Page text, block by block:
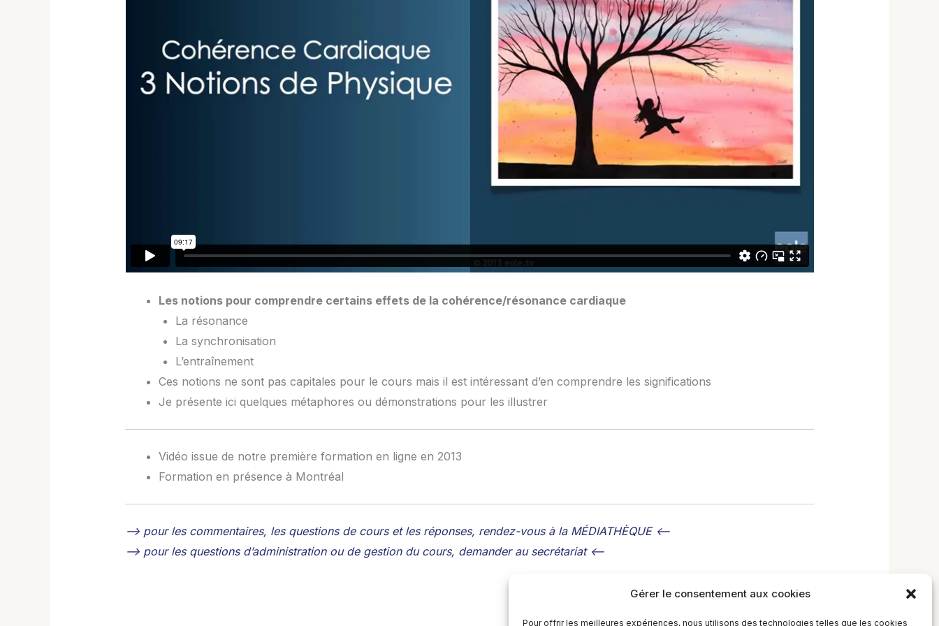
Gérer le consentement aux cookies
Pour offrir les meilleures expériences, nous utilisons des technologies telles que les cookies
Les notions pour comprendre certains effets de la cohérence/résonance cardiaque
La résonance
La synchronisation
L’entraînement
Ces notions ne sont pas capitales pour le cours mais il est intéressant d’en comprendre les significations
Je présente ici quelques métaphores ou démonstrations pour les illustrer
Vidéo issue de notre première formation en ligne en 2013
Formation en présence à Montréal
–> pour les commentaires, les questions de cours et les réponses, rendez-vous à la MÉDIATHÈQUE <–
–> pour les questions d’administration ou de gestion du cours, demander au secrétariat <–